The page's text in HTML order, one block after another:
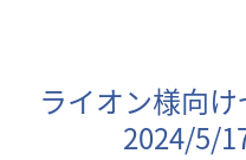
ライオン様向
2024/5/